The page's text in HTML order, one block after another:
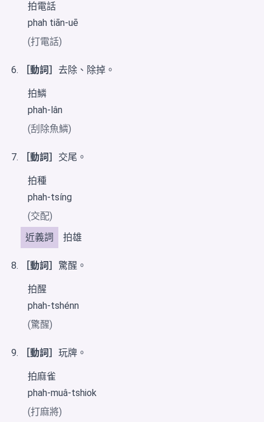
拍電話
phah tiān-uē
(打電話)
［動詞］去除、除掉。
拍鱗
phah-lân
(刮除魚鱗)
［動詞］ 交尾。
拍種
phah-tsíng
(交配)
近義詞
拍雄
［動詞］驚醒。
拍醒
phah-tshénn
(驚醒)
［動詞］玩牌。
拍麻雀
phah-muâ-tshiok
(打麻將)